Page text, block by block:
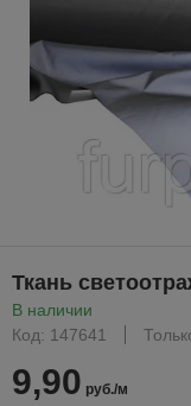
Ткань
В наличии
Код: 147641
9,90 руб./м